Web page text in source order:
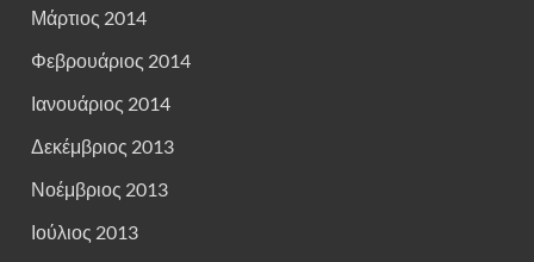
Μάρτιος 2014
Φεβρουάριος 2014
Ιανουάριος 2014
Δεκέμβριος 2013
Νοέμβριος 2013
Ιούλιος 2013